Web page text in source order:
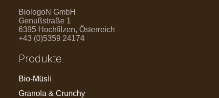
BiologoN GmbH
Genußstraße 1
6395 Hochfilzen, Österreich
+43 (0)5359 24174
Produkte
Bio-Müsli
Granola & Crunchy